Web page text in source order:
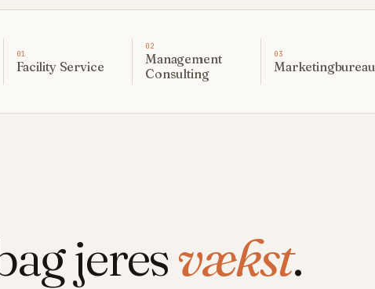
01
Facility Service
02
Management
Consulting
03
Marketingbureau
jeresvækst.